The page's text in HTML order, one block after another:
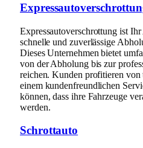
Expressautoverschrottung ist
schnelle und zuverlässige
Dieses Unternehmen bietet
von der Abholung bis zur
reichen. Kunden profitieren von
einem kundenfreundlichen
können, dass ihre Fahrzeuge
werden.
Schrottauto